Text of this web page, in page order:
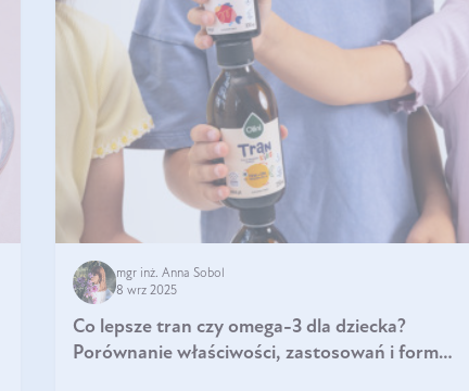
mgr inż. Anna Sobol
8 wrz 2025
Co lepsze tran czy omega-3 dla dziecka?
Porównanie właściwości, zastosowań i form